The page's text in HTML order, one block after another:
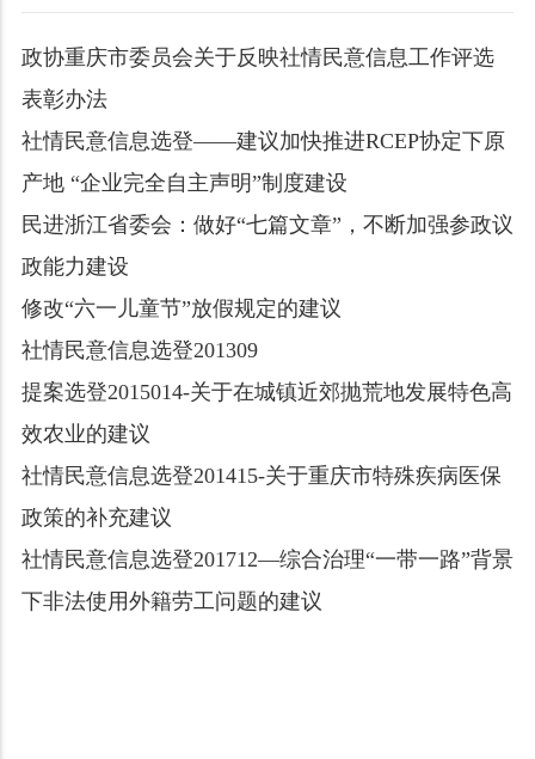
政协重庆市委员会关于反映社情民意信息工作评选
表彰办法
社情民意信息选登——建议加快推进RCEP协定下原
产地 “企业完全自主声明”制度建设
民进浙江省委会：做好“七篇文章”，不断加强参政议
政能力建设
修改“六一儿童节”放假规定的建议
社情民意信息选登201309
提案选登2015014-关于在城镇近郊抛荒地发展特色高
效农业的建议
社情民意信息选登201415-关于重庆市特殊疾病医保
政策的补充建议
社情民意信息选登201712—综合治理“一带一路”背景
下非法使用外籍劳工问题的建议